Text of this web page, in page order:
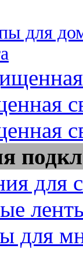
для
для
для